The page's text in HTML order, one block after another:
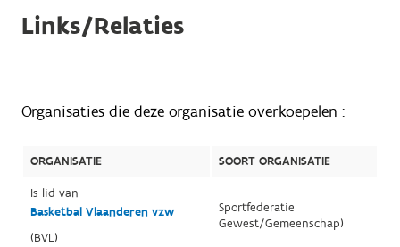
Links/Relaties
Organisaties die deze organisatie overkoepelen :
ORGANISATIE
SOORT ORGANISATIE
Is lid van
Basketbal Vlaanderen vzw
(BVL)
Sportfederatie
Gewest/Gemeenschap)